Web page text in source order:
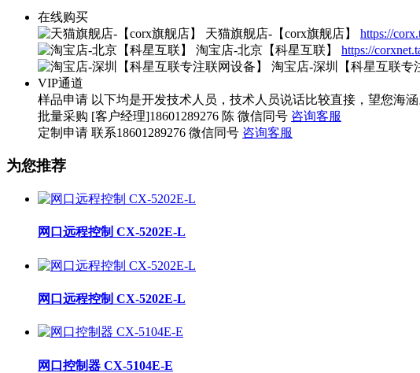
在线购买
天猫旗舰店-【corx旗舰店】
https://
淘宝店-北京【科星互联】
https://
淘宝店-深圳【科星互联专
VIP通道
样品申请 以下均是开发技术人员，技术人员说话比较直接，望您海涵
批量采购 [客户经理]18601289276 陈 微信同号 咨询客服
定制申请 联系18601289276 微信同号 咨询客服
为您推荐
网口远程控制 CX-5202E-L
网口远程控制 CX-5202E-L
网口控制器 CX-5104E-E